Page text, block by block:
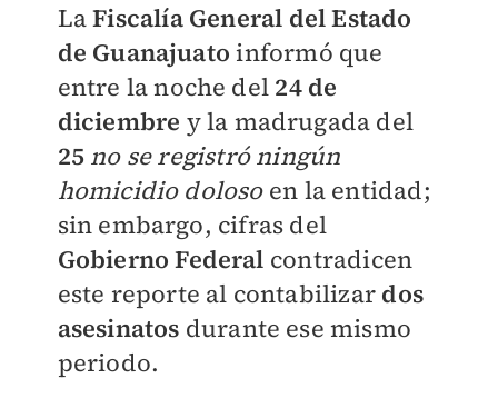
LaFiscalía General del Estado
de Guanajuato informó que
entre la noche del 24 de
diciembre y la madrugada del
25 no se registró ningún
homicidio doloso en la entidad;
sin embargo, cifras del
Gobierno Federal contradicen
este reporte al contabilizar dos
asesinatos durante ese mismo
periodo.